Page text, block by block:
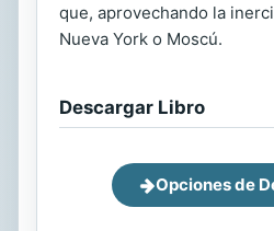
que, aprovechando la
Nueva York o Moscú.
Descargar Libro
Opciones de